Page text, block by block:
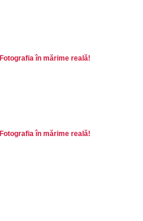
Fotografia în mărime reală!
Fotografia în mărime reală!